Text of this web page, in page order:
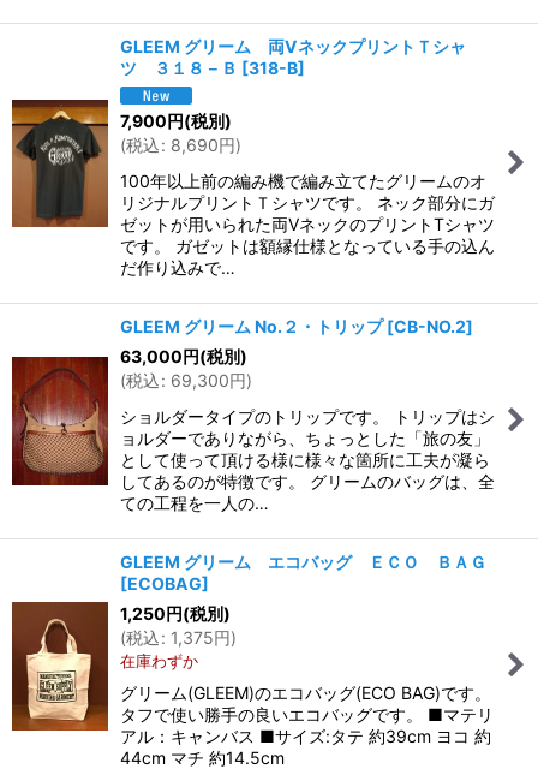
GLEEM グリーム 両VネックプリントＴシャ
ツ ３１８－Ｂ [318-B]
7,900円(税別)
(税込: 8,690円)
100年以上前の編み機で編み立てたグリームのオ
リジナルプリントＴシャツです。 ネック部分にガ
ゼットが用いられた両VネックのプリントTシャツ
です。 ガゼットは額縁仕様となっている手の込ん
だ作り込みで…
GLEEM グリーム No.２・トリップ [CB-NO.2]
63,000円(税別)
(税込: 69,300円)
ショルダータイプのトリップです。 トリップはシ
ョルダーでありながら、ちょっとした「旅の友」
として使って頂ける様に様々な箇所に工夫が凝ら
してあるのが特徴です。 グリームのバッグは、全
ての工程を一人の…
GLEEM グリーム エコバッグ ＥＣＯ ＢＡＧ
[ECOBAG]
1,250円(税別)
(税込: 1,375円)
在庫わずか
グリーム(GLEEM)のエコバッグ(ECO BAG)です。
タフで使い勝手の良いエコバッグです。 ■マテリ
アル：キャンバス ■サイズ:タテ 約39cm ヨコ 約
44cm マチ 約14.5cm